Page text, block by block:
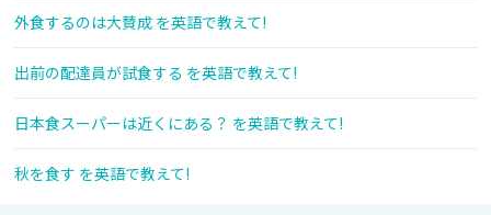
外食するのは大賛成 を英語で教えて!
出前の配達員が試食する を英語で教えて!
日本食スーパーは近くにある？ を英語で教えて!
秋を食す を英語で教えて!